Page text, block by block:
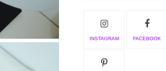
INSTAGRAM FACEBOOK